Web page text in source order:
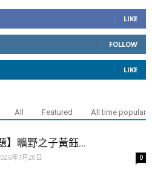
LIKE
FOLLOW
LIKE
All Featured All time popular
】曠野之子黃鈺...
年7月20日 0